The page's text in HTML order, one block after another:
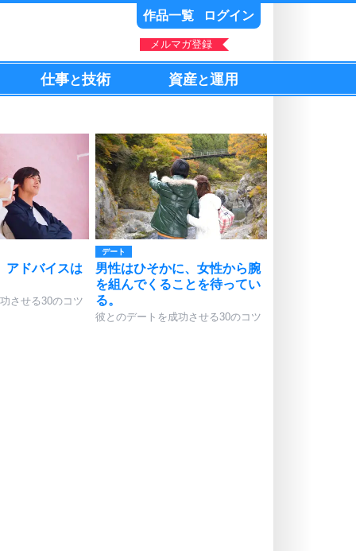
作品一覧 ログイン
メルマガ登録
仕事と技術 資産と運用
アドバイスは
させる30のコツ
デート
男性はひそかに、女性から腕
を組んでくることを待ってい
る。
彼とのデートを成功させる30のコツ